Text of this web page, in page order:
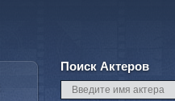
Поиск Актеров